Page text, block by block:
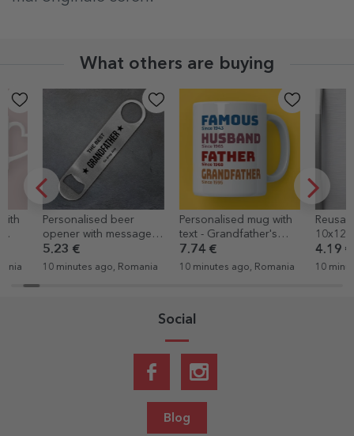
What others are buying
Personalised beer
opener with message -
5.23 €
10 minutes ago, Romania
Personalised mug with
text - Grandfather's
7.74 €
10 minutes ago, Romania
Reusable
10x12 cm
with text -
4.19 €
10 minutes
Social
Blog